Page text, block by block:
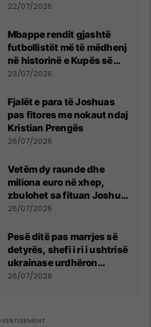
22/07/2026
Mbappe rendit gjashtë
futbollistët më të mëdhenj
në historinë e Kupës së
Botës, Messi mbetet i dyti
23/07/2026
Fjalët e para të Joshuas
pas fitores me nokaut ndaj
Kristian Prengës
26/07/2026
Vetëm dy raunde dhe
miliona euro në xhep,
zbulohet sa fituan Joshua
e Prenga
26/07/2026
Pesë ditë pas marrjes së
detyrës, shefi i ri i ushtrisë
ukrainase urdhëron
kontroll të madh
26/07/2026